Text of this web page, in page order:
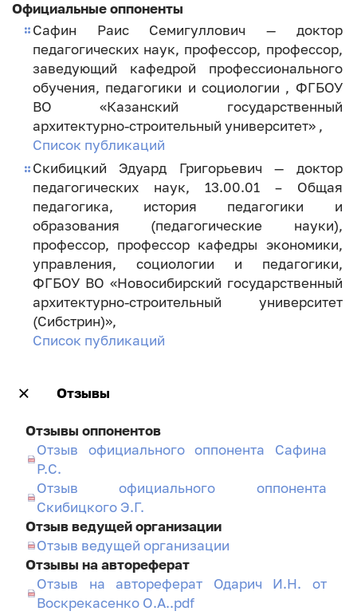
Официальные оппоненты
Сафин Раис Семигуллович — доктор
педагогических наук, профессор, профессор,
заведующий кафедрой профессионального
обучения, педагогики и социологии , ФГБОУ
ВО «Казанский государственный
архитектурно-строительный университет» ,
Список публикаций
Скибицкий Эдуард Григорьевич — доктор
педагогических наук, 13.00.01 – Общая
педагогика, история педагогики и
образования (педагогические науки),
профессор, профессор кафедры экономики,
управления, социологии и педагогики,
ФГБОУ ВО «Новосибирский государственный
архитектурно-строительный университет
(Сибстрин)»,
Список публикаций
Отзывы
Отзывы оппонентов
Отзыв официального оппонента Сафина
Р.С.
Отзыв официального оппонента
Скибицкого Э.Г.
Отзыв ведущей организации
Отзыв ведущей организации
Отзывы на автореферат
Отзыв на автореферат Одарич И.Н. от
Воскрекасенко О.А..pdf